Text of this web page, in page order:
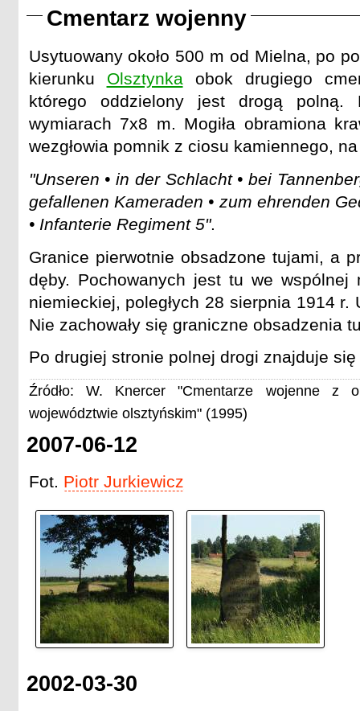
Cmentarz wojenny
Usytuowany około 500 m od Mielna, po
kierunku Olsztynkaobok drugiego
którego oddzielony jest drogą polną.
wymiarach 7x8 m. Mogiła obramiona
wezgłowia pomnik z ciosu kamiennego,
"Unseren • in der Schlacht • bei
gefallenen Kameraden • zum ehrenden
• Infanterie Regiment 5".
Granice pierwotnie obsadzone tujami, a
dęby. Pochowanych jest tu we wspólnej
niemieckiej, poległych 28 sierpnia 1914 r.
Nie zachowały się graniczne obsadzenia
Po drugiej stronie polnej drogi znajduje
Źródło: W. Knercer "Cmentarze wojenne z
województwie olsztyńskim" (1995)
2007-06-12
Fot. Piotr Jurkiewicz
2002-03-30